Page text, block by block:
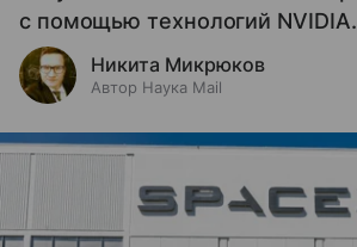
с помощью технологий NVIDIA.
Никита Микрюков
Автор Наука Mail